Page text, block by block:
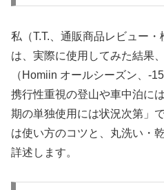
私（T.T.、通販商品レビュー・
は、実際に使用してみた結果
（Homiin オールシーズン、-
携行性重視の登山や車中泊に
期の単独使用には状況次第」
は使い方のコツと、丸洗い・
詳述します。